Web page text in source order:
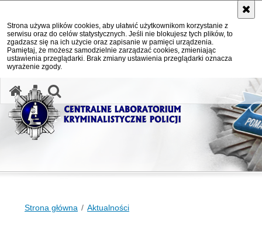
Strona używa plików cookies, aby ułatwić użytkownikom korzystanie z
serwisu oraz do celów statystycznych. Jeśli nie blokujesz tych plików, to
zgadzasz się na ich użycie oraz zapisanie w pamięci urządzenia.
Pamiętaj, że możesz samodzielnie zarządzać cookies, zmieniając
ustawienia przeglądarki. Brak zmiany ustawienia przeglądarki oznacza
wyrażenie zgody.
Strona główna Aktualności